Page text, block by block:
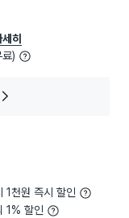
세히
)
1천원 즉시 할인
1% 할인